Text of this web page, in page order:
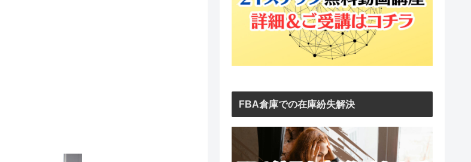
FBA倉庫での在庫紛失解決